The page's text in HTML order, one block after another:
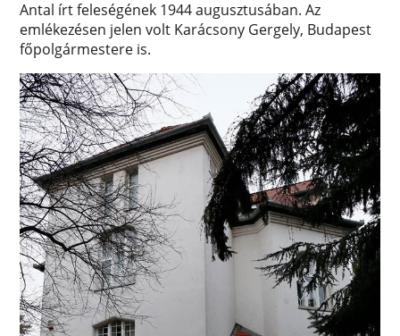
Antal írt feleségének 1944 augusztusában. Az
emlékezésen jelen volt Karácsony Gergely, Budapest
főpolgármestere is.